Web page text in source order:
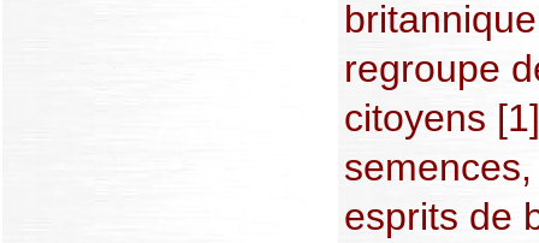
regroupe
citoyens
esprits de